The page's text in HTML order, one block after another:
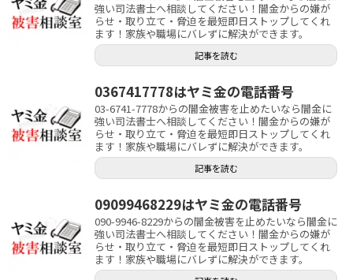
強い司法書士へ相談してください！闇金からの嫌が
らせ・取り立て・脅迫を最短即日ストップしてくれ
ます！家族や職場にバレずに解決ができます。
記事を読む
0367417778はヤミ金の電話番号
03-6741-7778からの闇金被害を止めたいなら闇金に
強い司法書士へ相談してください！闇金からの嫌が
らせ・取り立て・脅迫を最短即日ストップしてくれ
ます！家族や職場にバレずに解決ができます。
記事を読む
09099468229はヤミ金の電話番号
090-9946-8229からの闇金被害を止めたいなら闇金に
強い司法書士へ相談してください！闇金からの嫌が
らせ・取り立て・脅迫を最短即日ストップしてくれ
ます！家族や職場にバレずに解決ができます。